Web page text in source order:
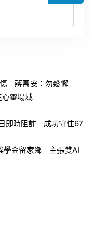
傷 蔣萬安：勿鬆懈
心靈場域
即時阻詐 成功守住67
學金留家鄉 主張雙AI